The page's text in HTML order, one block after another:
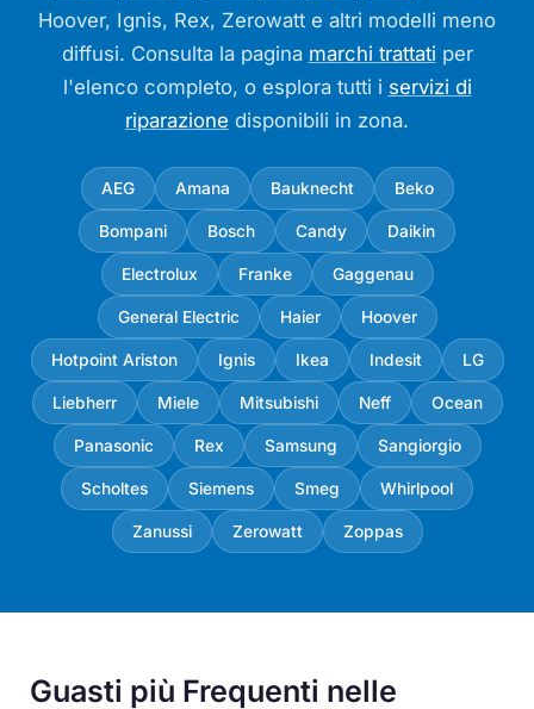
Hoover, Ignis, Rex, Zerowatt e altri modelli meno
diffusi. Consulta la pagina marchi trattati per
l'elenco completo, o esplora tutti i servizi di
riparazione disponibili in zona.
AEG Amana Bauknecht Beko
Bompani Bosch Candy Daikin
Electrolux Franke Gaggenau
General Electric Haier Hoover
Hotpoint Ariston Ignis Ikea Indesit LG
Liebherr Miele Mitsubishi Neff Ocean
Panasonic Rex Samsung Sangiorgio
Scholtes Siemens Smeg Whirlpool
Zanussi Zerowatt Zoppas
Guasti più Frequenti nelle